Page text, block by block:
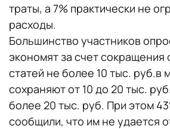
траты, а 7% практически не
расходы.
Большинство участников
экономят за счет сокращения
статей не более 10 тыс. руб.в
сохраняют от 10 до 20 тыс.
более 20 тыс. руб. При этом
сообщили, что им не удается